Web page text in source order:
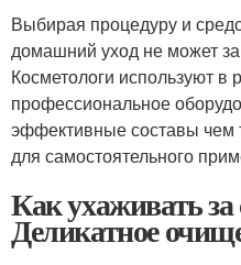
Выбирая процедуру и
домашний уход не может
Косметологи используют в
профессиональное
эффективные составы чем
для самостоятельного
Как ухаживать
Деликатное